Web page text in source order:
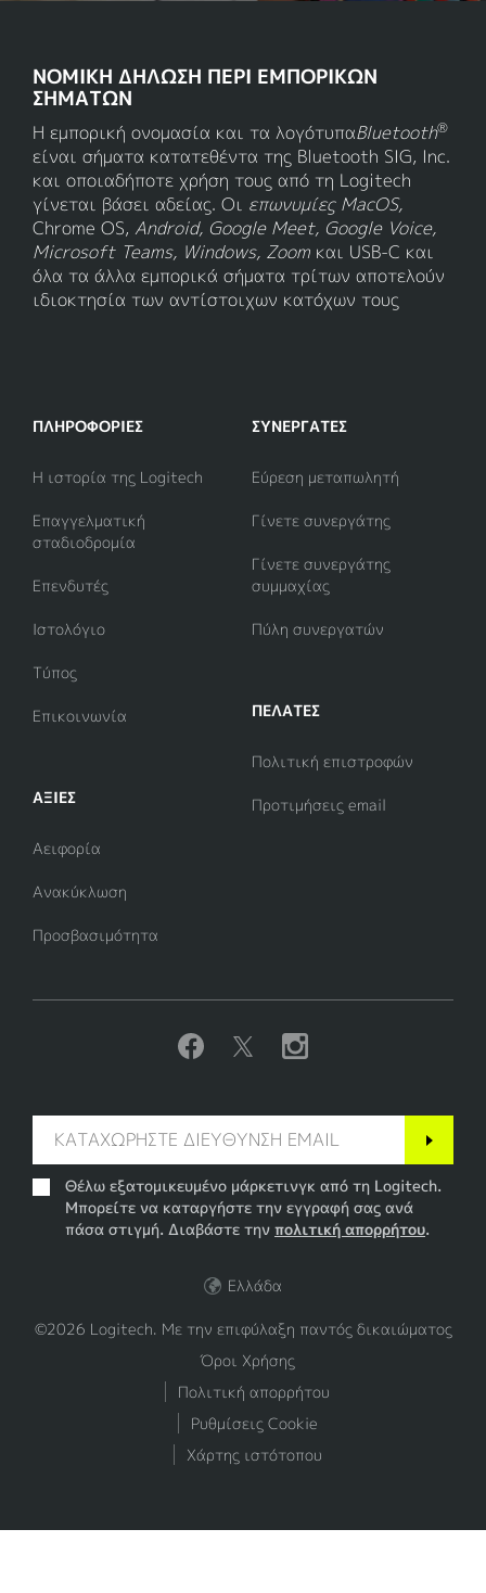
ΝΟΜΙΚΗ ΔΗΛΩΣΗ ΠΕΡΙ ΕΜΠΟΡΙΚΩΝ
ΣΗΜΑΤΩΝ
Η εμπορική ονομασία και τα λογότυπαBluetooth®
είναι σήματα κατατεθέντα της Bluetooth SIG, Inc.
και οποιαδήποτε χρήση τους από τη Logitech
γίνεται βάσει αδείας. Οι επωνυμίες MacOS,
Chrome OS, Android, Google Meet, Google Voice,
Microsoft Teams, Windows, Zoom και USB-C και
όλα τα άλλα εμπορικά σήματα τρίτων αποτελούν
ιδιοκτησία των αντίστοιχων κατόχων τους
ΠΛΗΡΟΦΟΡΊΕΣ
Η ιστορία της Logitech
Επαγγελματική
σταδιοδρομία
Επενδυτές
Ιστολόγιο
Τύπος
Επικοινωνία
ΑΞΊΕΣ
Αειφορία
Ανακύκλωση
Προσβασιμότητα
ΣΥΝΕΡΓΆΤΕΣ
Εύρεση μεταπωλητή
Γίνετε συνεργάτης
Γίνετε συνεργάτης
συμμαχίας
Πύλη συνεργατών
ΠΕΛΑΤΕΣ
Πολιτική επιστροφών
Προτιμήσεις email
Θέλω εξατομικευμένο μάρκετινγκ από τη Logitech.
Μπορείτε να καταργήστε την εγγραφή σας ανά
πάσα στιγμή. Διαβάστε την πολιτική απορρήτου.
©2026 Logitech. Με την επιφύλαξη παντός δικαιώματος
Όροι Χρήσης
Πολιτική απορρήτου
Ρυθμίσεις Cookie
Χάρτης ιστότοπου
Ελλάδα